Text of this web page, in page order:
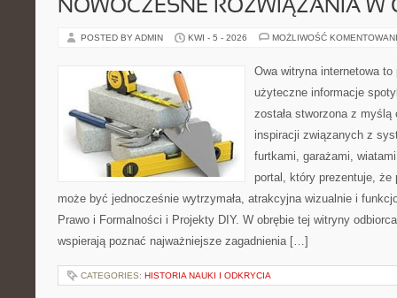
NOWOCZESNE ROZWIĄZANIA W
POSTED BY ADMIN KWI - 5 - 2026 MOŻLIWOŚĆ
Owa witryna internetowa
użyteczne informacje
została stworzona z
inspiracji związanych z
furtkami, garażami,
portal, który prezentuje, że
może być jednocześnie wytrzymała, atrakcyjna wizualnie i
Prawo i Formalności i Projekty DIY. W obrębie tej witryny
wspierają poznać najważniejsze zagadnienia […]
CATEGORIES: HISTORIA NAUKI I ODKRYCIA